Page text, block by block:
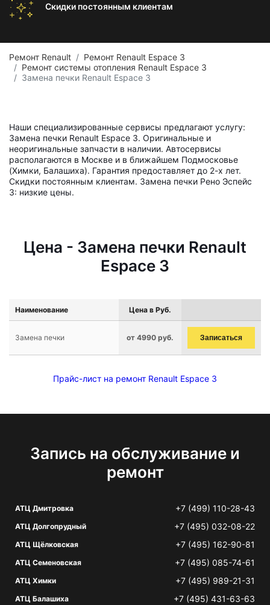
Скидки постоянным клиентам
Ремонт Renault
Ремонт Renault Espace 3
Ремонт системы отопления Renault Espace 3
Замена печки Renault Espace 3
Наши специализированные сервисы предлагают услугу:
Замена печки Renault Espace 3. Оригинальные и
неоригинальные запчасти в наличии. Автосервисы
располагаются в Москве и в ближайшем Подмосковье
(Химки, Балашиха). Гарантия предоставляет до 2-х лет.
Скидки постоянным клиентам. Замена печки Рено Эспейс
3: низкие цены.
Цена - Замена печки Renault
Espace 3
Наименование Цена в Руб.
Замена печки от 4990 руб. Записаться
Прайс-лист на ремонт Renault Espace 3
Запись на обслуживание и
ремонт
АТЦ Дмитровка +7 (499) 110-28-43
АТЦ Долгопрудный +7 (495) 032-08-22
АТЦ Щёлковская +7 (495) 162-90-81
АТЦ Семеновская +7 (495) 085-74-61
АТЦ Химки +7 (495) 989-21-31
АТЦ Балашиха +7 (495) 431-63-63